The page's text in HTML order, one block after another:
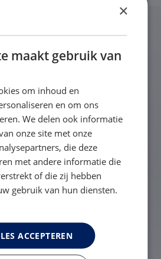
er bloed geprikt
dan
ik opgenomen?
en teveel afval?
×
maakt gebruik van
om inhoud en
en om ons
We delen ook informatie
onze site met onze
die deze
met andere informatie die
of die zij hebben
gebruik van hun diensten.
ACCEPTEREN